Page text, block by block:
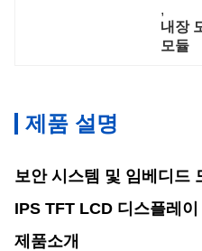
,
내장
모듈
제품 설명
보안 시스템 및 임베디드
IPS TFT LCD 디스플레
제품소개